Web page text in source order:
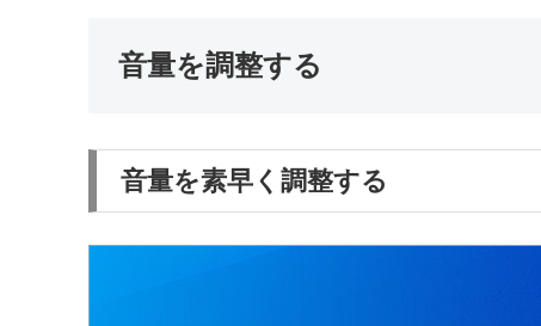
音量を調整する
音量を素早く調整する